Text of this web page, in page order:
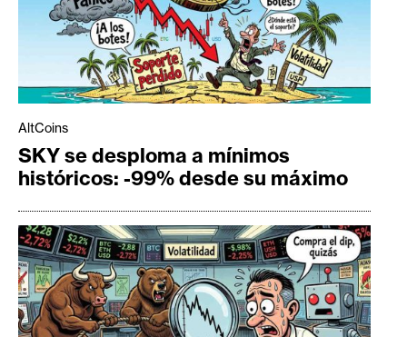
AltCoins
SKY se desploma a mínimos
históricos: -99% desde su máximo